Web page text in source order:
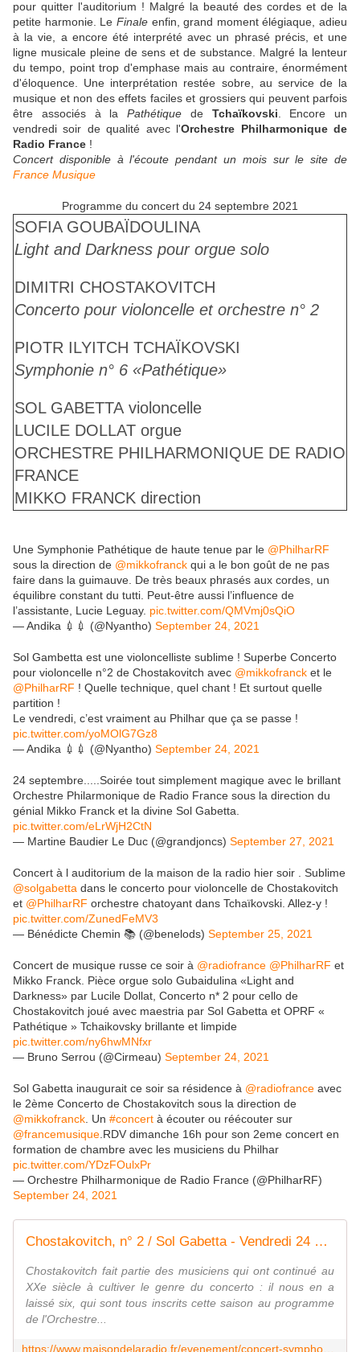
pour quitter l'auditorium ! Malgré la beauté des cordes et de la
petite harmonie. Le Finaleenfin, grand moment élégiaque, adieu
à la vie, a encore été interprété avec un phrasé précis, et une
ligne musicale pleine de sens et de substance. Malgré la lenteur
du tempo, point trop d'emphase mais au contraire, énormément
d'éloquence. Une interprétation restée sobre, au service de la
musique et non des effets faciles et grossiers qui peuvent parfois
être associés à la Pathétique de Tchaïkovski . Encore un
vendredi soir de qualité avec l'Orchestre Philharmonique de
Radio France !
Concert disponible à l'écoute pendant un mois sur le site de
France Musique
Programme du concert du 24 septembre 2021
SOFIA GOUBAÏDOULINA
Light and Darkness pour orgue solo
DIMITRI CHOSTAKOVITCH
Concerto pour violoncelle et orchestre n° 2
PIOTR ILYITCH TCHAÏKOVSKI
Symphonie n° 6 «Pathétique»
SOL GABETTA violoncelle
LUCILE DOLLAT orgue
ORCHESTRE PHILHARMONIQUE DE RADIO
FRANCE
MIKKO FRANCK direction
Une Symphonie Pathétique de haute tenue par le @PhilharRF
sous la direction de @mikkofranck qui a le bon goût de ne pas
faire dans la guimauve. De très beaux phrasés aux cordes, un
équilibre constant du tutti. Peut-être aussi l’influence de
l’assistante, Lucie Leguay. pic.twitter.com/QMVmj0sQiO
— Andika 💉💉 (@Nyantho) September 24, 2021
Sol Gambetta est une violoncelliste sublime ! Superbe Concerto
pour violoncelle n°2 de Chostakovitch avec @mikkofranck et le
@PhilharRF ! Quelle technique, quel chant ! Et surtout quelle
partition !
Le vendredi, c’est vraiment au Philhar que ça se passe !
pic.twitter.com/yoMOlG7Gz8
— Andika 💉💉 (@Nyantho) September 24, 2021
24 septembre.....Soirée tout simplement magique avec le brillant
Orchestre Philarmonique de Radio France sous la direction du
génial Mikko Franck et la divine Sol Gabetta.
pic.twitter.com/eLrWjH2CtN
— Martine Baudier Le Duc (@grandjoncs) September 27, 2021
Concert à l auditorium de la maison de la radio hier soir . Sublime
@solgabetta dans le concerto pour violoncelle de Chostakovitch
et @PhilharRF orchestre chatoyant dans Tchaïkovski. Allez-y !
pic.twitter.com/ZunedFeMV3
— Bénédicte Chemin 📚 (@benelods) September 25, 2021
Concert de musique russe ce soir à @radiofrance @PhilharRF et
Mikko Franck. Pièce orgue solo Gubaidulina «Light and
Darkness» par Lucile Dollat, Concerto n* 2 pour cello de
Chostakovitch joué avec maestria par Sol Gabetta et OPRF «
Pathétique » Tchaikovsky brillante et limpide
pic.twitter.com/ny6hwMNfxr
— Bruno Serrou (@Cirmeau) September 24, 2021
Sol Gabetta inaugurait ce soir sa résidence à @radiofrance avec
le 2ème Concerto de Chostakovitch sous la direction de
@mikkofranck . Un #concert à écouter ou réécouter sur
@francemusique .RDV dimanche 16h pour son 2eme concert en
formation de chambre avec les musiciens du Philhar
pic.twitter.com/YDzFOulxPr
— Orchestre Philharmonique de Radio France (@PhilharRF)
September 24, 2021
Chostakovitch, n° 2 / Sol Gabetta - Vendredi 24 septembre 2021 - 20h00 Maison de la Radio et de la Musique - Auditorium
Chostakovitch fait partie des musiciens qui ont continué au
XXe siècle à cultiver le genre du concerto : il nous en a
laissé six, qui sont tous inscrits cette saison au programme
de l'Orchestre...